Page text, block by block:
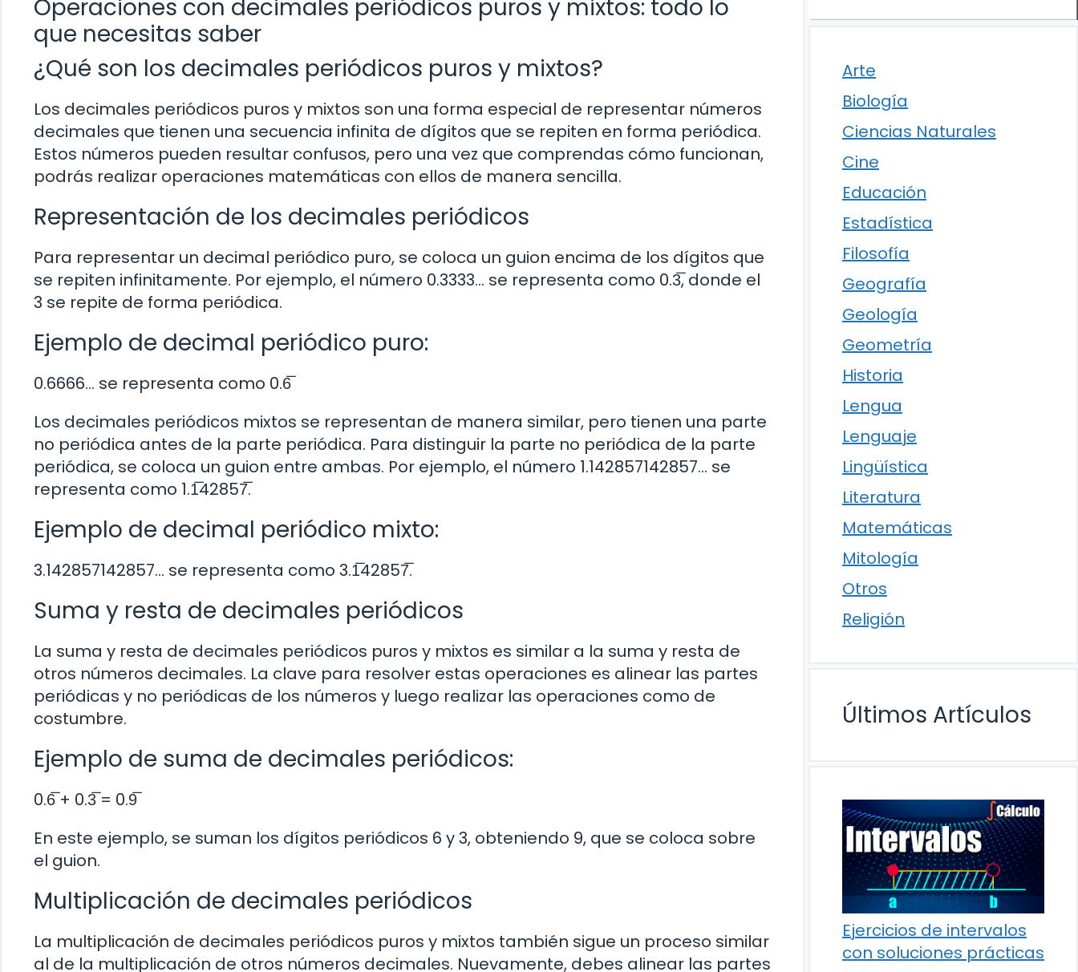
Operaciones con decimales periódicos puros y mixtos: todo lo
que necesitas saber
¿Qué son los decimales periódicos puros y mixtos?
Los decimales periódicos puros y mixtos son una forma especial de representar números
decimales que tienen una secuencia infinita de dígitos que se repiten en forma periódica.
Estos números pueden resultar confusos, pero una vez que comprendas cómo funcionan,
podrás realizar operaciones matemáticas con ellos de manera sencilla.
Representación de los decimales periódicos
Para representar un decimal periódico puro, se coloca un guion encima de los dígitos que
se repiten infinitamente. Por ejemplo, el número 0.3333… se representa como 0.3̅, donde el
3 se repite de forma periódica.
Ejemplo de decimal periódico puro:
0.6666… se representa como 0.6̅
Los decimales periódicos mixtos se representan de manera similar, pero tienen una parte
no periódica antes de la parte periódica. Para distinguir la parte no periódica de la parte
periódica, se coloca un guion entre ambas. Por ejemplo, el número 1.142857142857… se
representa como 1.1̅42857̅.
Ejemplo de decimal periódico mixto:
3.142857142857… se representa como 3.1̅42857̅.
Suma y resta de decimales periódicos
La suma y resta de decimales periódicos puros y mixtos es similar a la suma y resta de
otros números decimales. La clave para resolver estas operaciones es alinear las partes
periódicas y no periódicas de los números y luego realizar las operaciones como de
costumbre.
Ejemplo de suma de decimales periódicos:
0.6̅ + 0.3̅ = 0.9̅
En este ejemplo, se suman los dígitos periódicos 6 y 3, obteniendo 9, que se coloca sobre
el guion.
Multiplicación de decimales periódicos
La multiplicación de decimales periódicos puros y mixtos también sigue un proceso similar
al de la multiplicación de otros números decimales. Nuevamente, debes alinear las partes
Arte
Biología
Ciencias Naturales
Cine
Educación
Estadística
Filosofía
Geografía
Geología
Geometría
Historia
Lengua
Lenguaje
Lingüística
Literatura
Matemáticas
Mitología
Otros
Religión
Últimos Artículos
Ejercicios de intervalos
con soluciones prácticas